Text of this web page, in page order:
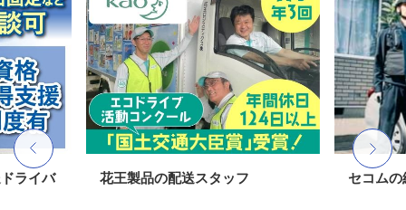
ライバ 花王製品の配送スタッフ セコムの